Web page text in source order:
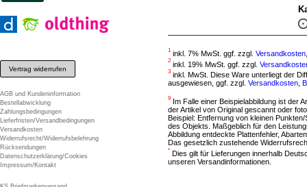
Vertrag widerrufen
AGB und Kundeninformation
Bestellabwicklung
Zahlungsbedingungen
Lieferfristen/Versandbedingungen
Versandkosten
Widerrufsrecht/Widerrufsbelehrung
Rücksendungen
Datenschutzerklärung/Cookies
Impressum/Kontakt
1 inkl. 7% MwSt. ggf. zzgl. Versandkosten
2 inkl. 19% MwSt. ggf. zzgl.
3 inkl. MwSt. Diese Ware unterliegt der
ausgewiesen, ggf. zzgl. Versandkosten
9
Im Falle einer Beispielabbildung ist der
der Artikel von Original gescannt oder
Beispiel: Entfernung von kleinen
des Objekts. Maßgeblich für den
Abbildung entdeckte Plattenfehler,
Das gesetzlich zustehende
* Dies gilt für Lieferungen innerhalb
unseren Versandinformationen.